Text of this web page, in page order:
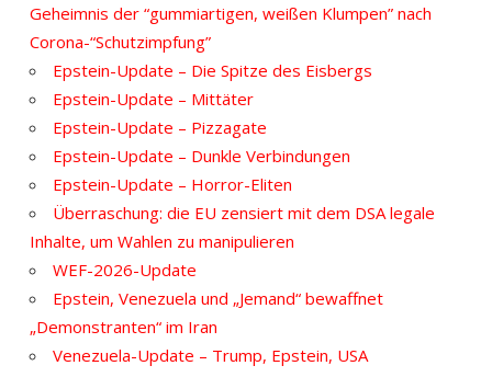
Geheimnis der “gummiartigen, weißen Klumpen” nach
Corona-“Schutzimpfung”
Epstein-Update – Die Spitze des Eisbergs
Epstein-Update – Mittäter
Epstein-Update – Pizzagate
Epstein-Update – Dunkle Verbindungen
Epstein-Update – Horror-Eliten
Überraschung: die EU zensiert mit dem DSA legale
Inhalte, um Wahlen zu manipulieren
WEF-2026-Update
Epstein, Venezuela und „Jemand“ bewaffnet
„Demonstranten“ im Iran
Venezuela-Update – Trump, Epstein, USA